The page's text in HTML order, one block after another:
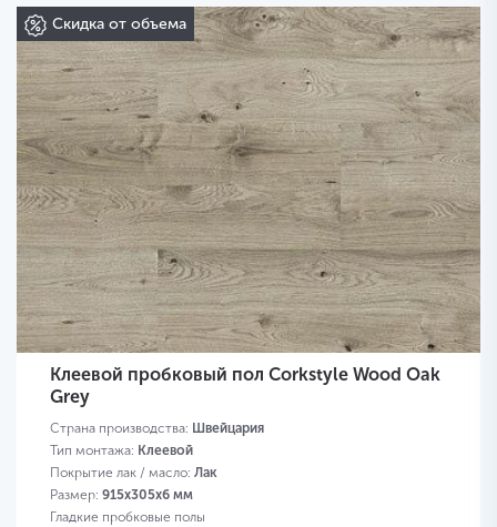
Скидка от объема
Клеевой пробковый пол Corkstyle Wood Oak
Grey
Страна производства: Швейцария
Тип монтажа: Клеевой
Покрытие лак / масло: Лак
Размер: 915х305х6 мм
Гладкие пробковые полы